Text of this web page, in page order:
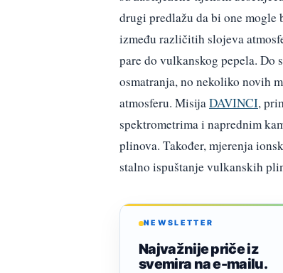
drugi predlažu da bi one
između različitih slojeva
pare do vulkanskog pepela.
osmatranja, no nekoliko novih
atmosferu. MisijaDAVINCI,
spektrometrima i naprednim
plinova. Također, mjerenja
stalno ispuštanje vulkanskih
NEWSLETTER
Najvažnije priče iz
svemira na e-mailu.